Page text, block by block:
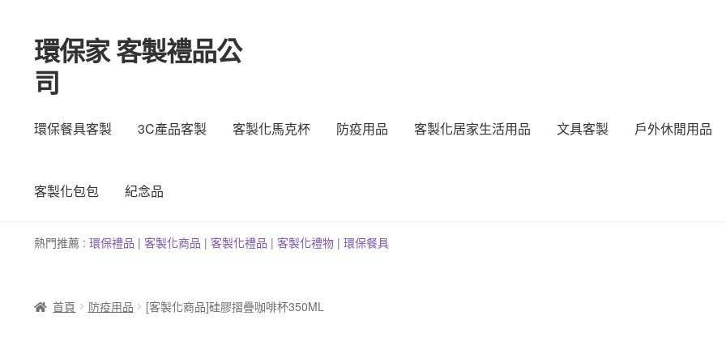
跳
至
導
列
跳
至
主
內
環保家 客製禮品公
司
環保餐具客製 3C產品客製 客製化馬克杯 防疫用品 客製化居家生活用品 文具客製 戶外休閒用品
客製化包包 紀念品
熱門推薦 : 環保禮品 | 客製化商品 | 客製化禮品 | 客製化禮物| 環保餐具
首頁 防疫用品 [客製化商品]硅膠摺疊咖啡杯350ML